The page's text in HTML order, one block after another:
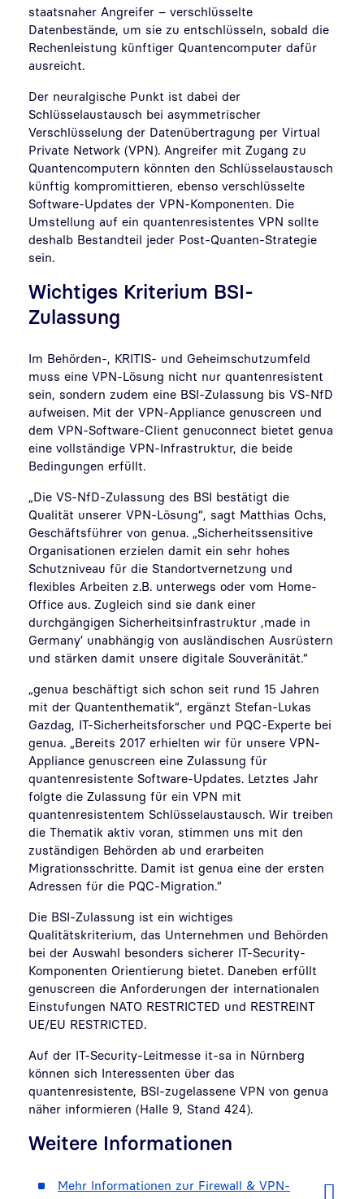
staatsnaher Angreifer – verschlüsselte
Datenbestände, um sie zu entschlüsseln, sobald die
Rechenleistung künftiger Quantencomputer dafür
ausreicht.
Der neuralgische Punkt ist dabei der
Schlüsselaustausch bei asymmetrischer
Verschlüsselung der Datenübertragung per Virtual
Private Network (VPN). Angreifer mit Zugang zu
Quantencomputern könnten den Schlüsselaustausch
künftig kompromittieren, ebenso verschlüsselte
Software-Updates der VPN-Komponenten. Die
Umstellung auf ein quantenresistentes VPN sollte
deshalb Bestandteil jeder Post-Quanten-Strategie
sein.
Wichtiges Kriterium BSI-
Zulassung
Im Behörden-, KRITIS- und Geheimschutzumfeld
muss eine VPN-Lösung nicht nur quantenresistent
sein, sondern zudem eine BSI-Zulassung bis VS-NfD
aufweisen. Mit der VPN-Appliance genuscreen und
dem VPN-Software-Client genuconnect bietet genua
eine vollständige VPN-Infrastruktur, die beide
Bedingungen erfüllt.
„Die VS-NfD-Zulassung des BSI bestätigt die
Qualität unserer VPN-Lösung“, sagt Matthias Ochs,
Geschäftsführer von genua. „Sicherheitssensitive
Organisationen erzielen damit ein sehr hohes
Schutzniveau für die Standortvernetzung und
flexibles Arbeiten z.B. unterwegs oder vom Home-
Office aus. Zugleich sind sie dank einer
durchgängigen Sicherheitsinfrastruktur ,made in
Germany’ unabhängig von ausländischen Ausrüstern
und stärken damit unsere digitale Souveränität.“
„genua beschäftigt sich schon seit rund 15 Jahren
mit der Quantenthematik“, ergänzt Stefan-Lukas
Gazdag, IT-Sicherheitsforscher und PQC-Experte bei
genua. „Bereits 2017 erhielten wir für unsere VPN-
Appliance genuscreen eine Zulassung für
quantenresistente Software-Updates. Letztes Jahr
folgte die Zulassung für ein VPN mit
quantenresistentem Schlüsselaustausch. Wir treiben
die Thematik aktiv voran, stimmen uns mit den
zuständigen Behörden ab und erarbeiten
Migrationsschritte. Damit ist genua eine der ersten
Adressen für die PQC-Migration.“
Die BSI-Zulassung ist ein wichtiges
Qualitätskriterium, das Unternehmen und Behörden
bei der Auswahl besonders sicherer IT-Security-
Komponenten Orientierung bietet. Daneben erfüllt
genuscreen die Anforderungen der internationalen
Einstufungen NATO RESTRICTED und RESTREINT
UE/EU RESTRICTED.
Auf der IT-Security-Leitmesse it-sa in Nürnberg
können sich Interessenten über das
quantenresistente, BSI-zugelassene VPN von genua
näher informieren (Halle 9, Stand 424).
Weitere Informationen
Mehr Informationen zur Firewall & VPN-